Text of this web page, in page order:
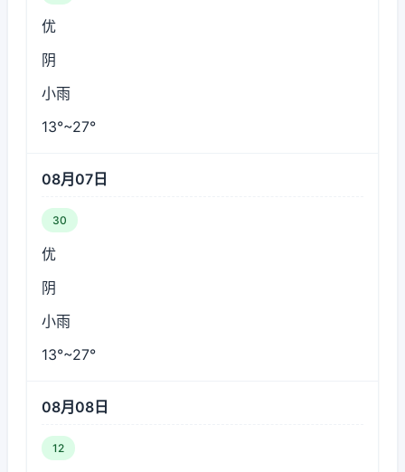
优
阴
小雨
13°~27°
08月07日
30
优
阴
小雨
13°~27°
08月08日
12